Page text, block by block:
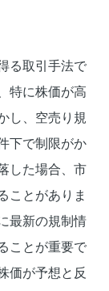
る取引手法で
特に株価が高
し、空売り規
下で制限がか
した場合、市
ことがありま
最新の規制情
ことが重要で
価が予想と反